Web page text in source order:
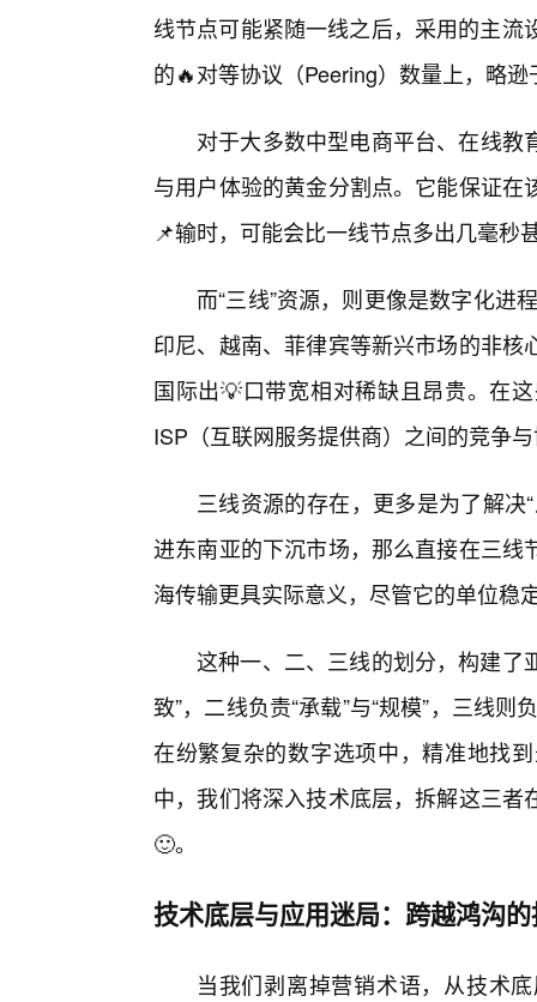
线节点可能紧随一线之后，采用的主
的🔥对等协议（Peering）数量上，略逊
对于大多数中型电商平台、在线
与用户体验的黄金分割点。它能保证
📌输时，可能会比一线节点多出几毫秒
而“三线”资源，则更像是数字化进
印尼、越南、菲律宾等新兴市场的非
国际出💡口带宽相对稀缺且昂贵。在
ISP（互联网服务提供商）之间的竞争
三线资源的存在，更多是为了解
进东南亚的下沉市场，那么直接在三
海传输更具实际意义，尽管它的单位稳
这种一、二、三线的划分，构建了
致”，二线负责“承载”与“规模”，三线则
在纷繁复杂的数字选项中，精准地找
中，我们将深入技术底层，拆解这三
🙂。
技术底层与应用迷局：跨越鸿沟
当我们剥离掉营销术语，从技术